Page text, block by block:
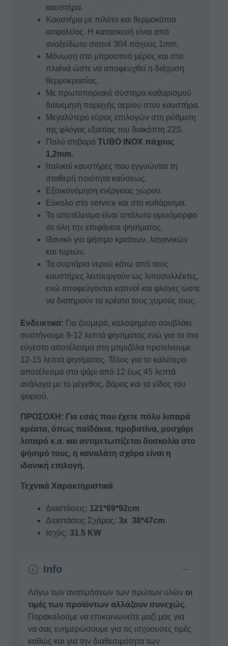
καυστήρα.
Καυστήρα με πιλότο και θερμοκόπια
ασφαλείας. Η κατασκευή είναι από
ανοξείδωτο σατινέ 304 πάχους 1mm.
Μόνωση στο μπροστινό μέρος και στα
πλαϊνά ώστε να αποφευχθεί η διάχυση
θερμοκρασίας.
Με πρωτοποριακό σύστημα καθαρισμού
διανεμητή παροχής αερίου στον καυστήρα.
Μεγαλύτερο εύρος επιλογών στη ρύθμιση
της φλόγας εξαιτίας του διακόπτη 22S.
Πολύ στιβαρά TUBO INOX πάχους
1,2mm.
Ιταλικοί καυστήρες που εγγυώνται τη
σταθερή ποιότητα καύσεως.
Εξοικονόμηση ενέργειας χώρου.
Εύκολο στο service και στο καθάρισμα.
Το αποτέλεσμα είναι απόλυτα ομοιόμορφο
σε όλη την επιφάνεια ψησίματος.
Ιδανικό για ψήσιμο κρεάτων, λαχανικών
και τυριών.
Τα συρτάρια νερού κάτω από τους
καυστήρες λειτουργούν ως λιποσυλλέκτες,
ενώ αποφεύγονται καπνοί και φλόγες ώστε
να διατηρούν τα κρέατα τους χυμούς τους.
Ενδεικτικά: Για ζουμερό, καλοψημένο σουβλάκι
συστήνουμε 9-12 λεπτά ψησίματος ενώ για το πιο
εύγεστο αποτέλεσμα στη μπριζόλα προτείνουμε
12-15 λεπτά ψησίματος. Τέλος για το καλύτερο
αποτέλεσμα στο ψάρι από 12 έως 45 λεπτά
ανάλογα με το μέγεθος, βάρος και το είδος του
ψαριού.
ΠΡΟΣΟΧΗ: Για εσάς που έχετε πόλυ λιπαρά
κρέατα, όπως παϊδάκια, προβατίνα, μοσχάρι
λιπαρό κ.α. και αντιμετωπίζεται δυσκολία στο
ψήσιμό τους, η καναλάτη σχάρα είναι η
ιδανική επιλογή.
Τεχνικά Χαρακτηριστικά
Διαστάσεις: 121*69*92cm
Διαστάσεις Σχάρας: 3x 38*47cm
Ισχύς: 31.5 KW
Info
Λόγω των ανατιμήσεων των πρώτων υλών οι
τιμές των προϊόντων αλλάζουν συνεχώς.
Παρακαλούμε να επικοινωνείτε μαζί μας για
να σας ενημερώσουμε για τις ισχύουσες τιμές
καθώς και για την διαθεσιμότητα των